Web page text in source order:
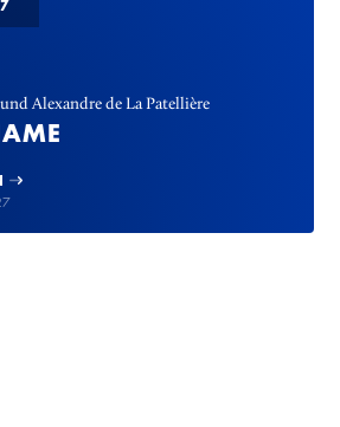
Alexandre de La Patellière